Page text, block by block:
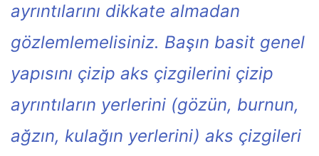
ayrıntılarını dikkate almadan
gözlemlemelisiniz. Başın basit genel
yapısını çizip aks çizgilerini çizip
ayrıntıların yerlerini (gözün, burnun,
ağzın, kulağın yerlerini) aks çizgileri